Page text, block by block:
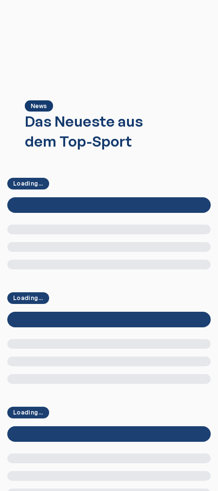
News
Das Neueste aus
dem Top-Sport
Loading...
Loading...
Loading...